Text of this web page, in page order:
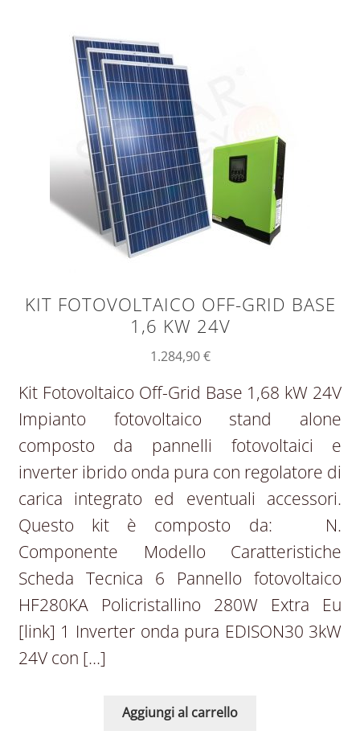
KIT FOTOVOLTAICO OFF-GRID BASE
1,6 KW 24V
1.284,90€
Kit Fotovoltaico Off-Grid Base 1,68 kW 24V
Impianto fotovoltaico stand alone
composto da pannelli fotovoltaici e
inverter ibrido onda pura con regolatore di
carica integrato ed eventuali accessori.
Questo kit è composto da: N.
Componente Modello Caratteristiche
Scheda Tecnica 6 Pannello fotovoltaico
HF280KA Policristallino 280W Extra Eu
[link] 1 Inverter onda pura EDISON30 3kW
24V con […]
Aggiungi al carrello